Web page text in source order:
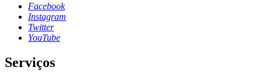
Facebook
Instagram
Twitter
YouTube
Serviços